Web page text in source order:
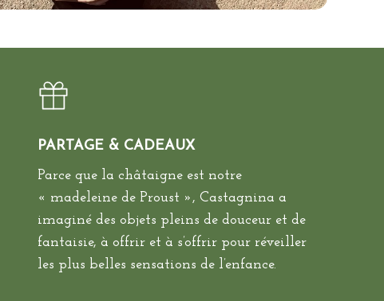
PARTAGE & CADEAUX
Parce que la châtaigne est notre
« madeleine de Proust », Castagnina a
imaginé des objets pleins de douceur et de
fantaisie, à offrir et à s’offrir pour réveiller
les plus belles sensations de l’enfance.